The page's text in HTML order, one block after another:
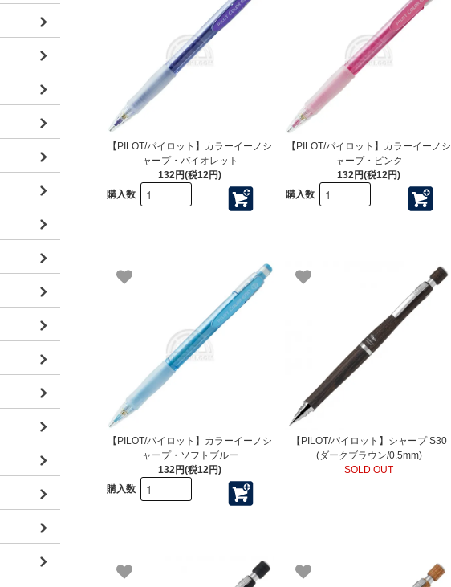
【PILOT/パイロット】カラーイーノシ
ャープ・バイオレット
132円(税12円)
購入数
【PILOT/パイロット】カラーイーノシ
ャープ・ピンク
132円(税12円)
購入数
【PILOT/パイロット】カラーイーノシ
ャープ・ソフトブルー
132円(税12円)
購入数
【PILOT/パイロット】シャープ S30
(ダークブラウン/0.5mm)
SOLD OUT